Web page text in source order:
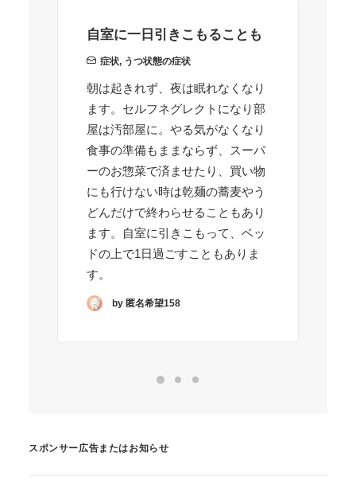
自室に一日引きこもることも
症状, うつ状態の症状
朝は起きれず、夜は眠れなくなり
ます。セルフネグレクトになり部
屋は汚部屋に。やる気がなくなり
食事の準備もままならず、スーパ
ーのお惣菜で済ませたり、買い物
にも行けない時は乾麺の蕎麦やう
どんだけで終わらせることもあり
ます。自室に引きこもって、ベッ
ドの上で1日過ごすこともありま
す。
by 匿名希望158
スポンサー広告またはお知らせ